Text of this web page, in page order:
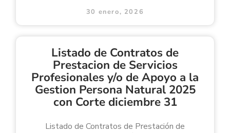
30 enero, 2026
Listado de Contratos de
Prestacion de Servicios
Profesionales y/o de Apoyo a la
Gestion Persona Natural 2025
con Corte diciembre 31
Listado de Contratos de Prestación de